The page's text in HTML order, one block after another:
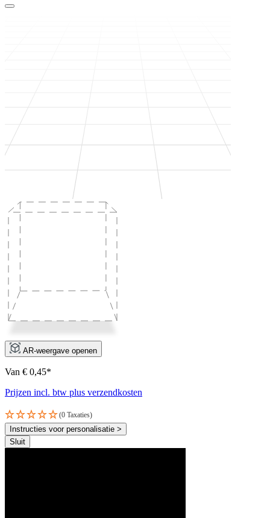
AR-weergave openen
Van € 0,45*
Prijzen incl. btw plus verzendkosten
(0 Taxaties)
Instructies voor personalisatie >
Sluit